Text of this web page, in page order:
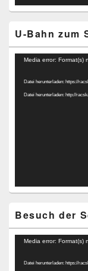
U-Bahn zum
Video-
Media error: Format(s)
Datei herunterladen: https://
Datei herunterladen: http://
Besuch der
Video-
Media error: Format(s)
Datei herunterladen: https://